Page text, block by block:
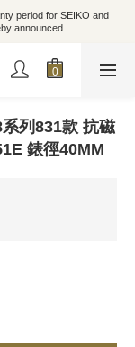
period for SEIKO and
announced.
列831款 抗磁
錶徑40MM